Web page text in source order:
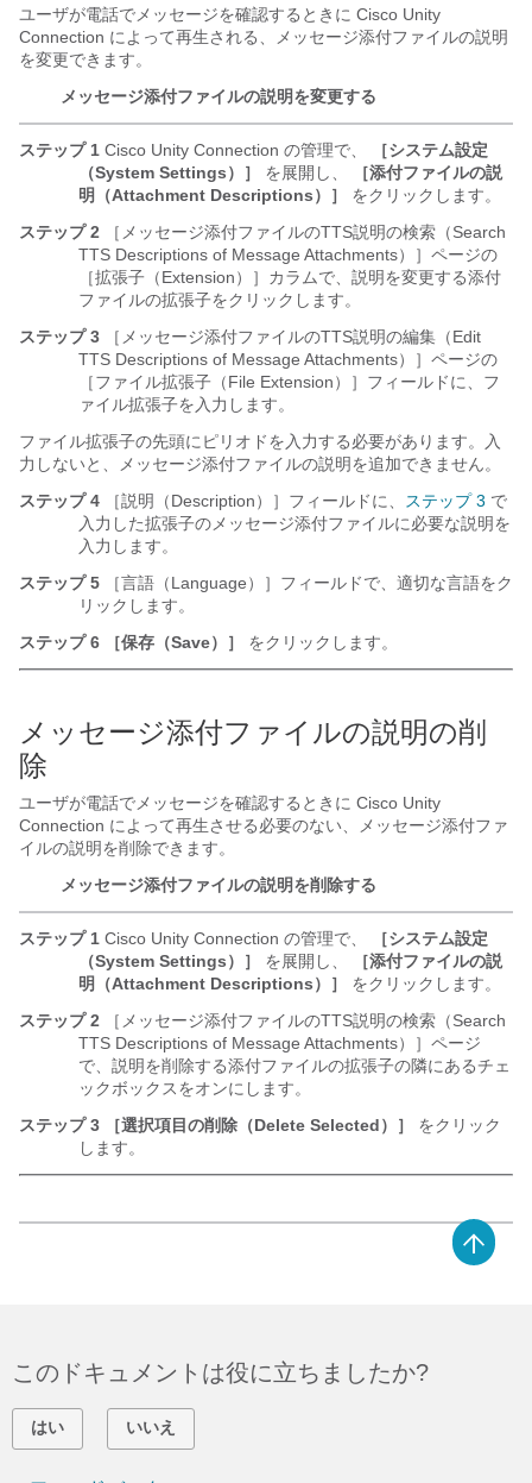
ユーザが電話でメッセージを確認するときに Cisco Unity
Connection によって再生される、メッセージ添付ファイルの説明
を変更できます。
メッセージ添付ファイルの説明を変更する
ステップ 1 Cisco Unity Connection の管理で、
［システム設定
（System Settings）］
を展開し、
［添付ファイルの説
明（Attachment Descriptions）］
をクリックします。
ステップ 2 ［メッセージ添付ファイルのTTS説明の検索（Search
TTS Descriptions of Message Attachments）］ページの
［拡張子（Extension）］カラムで、説明を変更する添付
ファイルの拡張子をクリックします。
ステップ 3
［メッセージ添付ファイルのTTS説明の編集（Edit
TTS Descriptions of Message Attachments）］ページの
［ファイル拡張子（File Extension）］フィールドに、フ
ァイル拡張子を入力します。
ファイル拡張子の先頭にピリオドを入力する必要があります。入
力しないと、メッセージ添付ファイルの説明を追加できません。
ステップ 4 ［説明（Description）］フィールドに、 ステップ 3 で
入力した拡張子のメッセージ添付ファイルに必要な説明を
入力します。
ステップ 5 ［言語（Language）］フィールドで、適切な言語をク
リックします。
ステップ 6
［保存（Save）］ をクリックします。
メッセージ添付ファイルの説明の削
除
ユーザが電話でメッセージを確認するときに Cisco Unity
Connection によって再生させる必要のない、メッセージ添付ファ
イルの説明を削除できます。
メッセージ添付ファイルの説明を削除する
ステップ 1 Cisco Unity Connection の管理で、
［システム設定
（System Settings）］
を展開し、
［添付ファイルの説
明（Attachment Descriptions）］
をクリックします。
ステップ 2 ［メッセージ添付ファイルのTTS説明の検索（Search
TTS Descriptions of Message Attachments）］ページ
で、説明を削除する添付ファイルの拡張子の隣にあるチェ
ックボックスをオンにします。
ステップ 3
［選択項目の削除（Delete Selected）］
をクリック
します。
このドキュメントは役に立ちましたか?
はい いいえ